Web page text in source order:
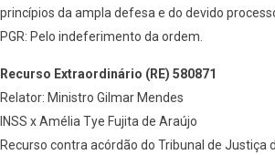
princípios da ampla defesa e do devido
PGR: Pelo indeferimento da ordem.
Recurso Extraordinário (RE) 580871
Relator: Ministro Gilmar Mendes
INSS x Amélia Tye Fujita de Araújo
Recurso contra acórdão do Tribunal de Justiça